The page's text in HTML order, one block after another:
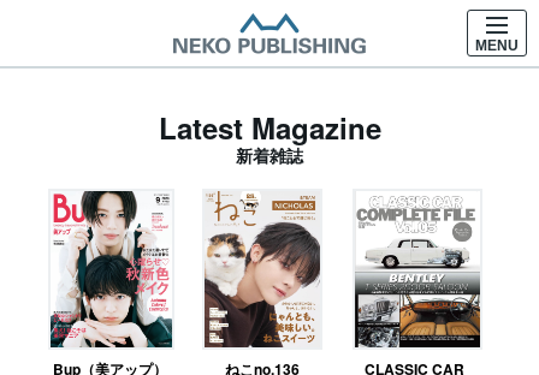
MENU
Latest Magazine
新着雑誌
Bup（美アップ）
ねこno.136
CLASSIC CAR